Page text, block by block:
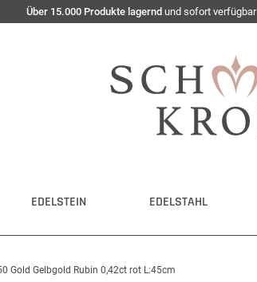
Über 15.000 Produkte lagernd und sofort verfügbar
EDELSTEIN EDELSTAHL
Gold Gelbgold Rubin 0,42ct rot L:45cm